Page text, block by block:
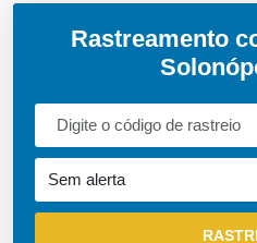
Rastreamento